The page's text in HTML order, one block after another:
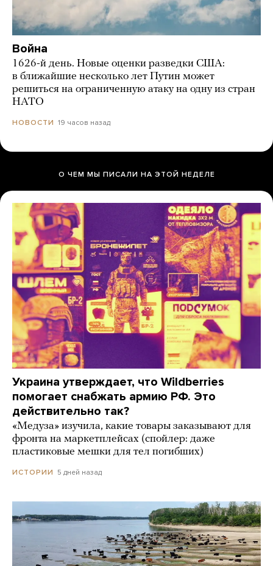
Война
1626-й день. Новые оценки разведки США:
в ближайшие несколько лет Путин может
решиться на ограниченную атаку на одну из стран
НАТО
НОВОСТИ 19 часов назад
О ЧЕМ МЫ ПИСАЛИ НА ЭТОЙ НЕДЕЛЕ
Украина утверждает, что Wildberries
помогает снабжать армию РФ. Это
действительно так?
«Медуза» изучила, какие товары заказывают для
фронта на маркетплейсах (спойлер: даже
пластиковые мешки для тел погибших)
ИСТОРИИ 5 дней назад